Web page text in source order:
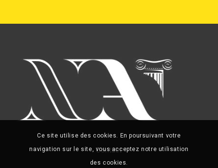
Contact
Ce site utilise des cookies. En poursuivant votre
navigation sur le site, vous acceptez notre utilisation
des cookies.